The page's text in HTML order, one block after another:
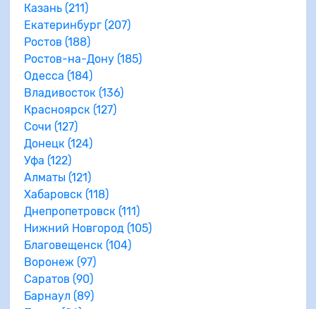
Казань (211)
Екатеринбург (207)
Ростов (188)
Ростов-на-Дону (185)
Одесса (184)
Владивосток (136)
Красноярск (127)
Сочи (127)
Донецк (124)
Уфа (122)
Алматы (121)
Хабаровск (118)
Днепропетровск (111)
Нижний Новгород (105)
Благовещенск (104)
Воронеж (97)
Саратов (90)
Барнаул (89)